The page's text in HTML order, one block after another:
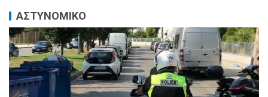
ΑΣΤΥΝΟΜΙΚΟ